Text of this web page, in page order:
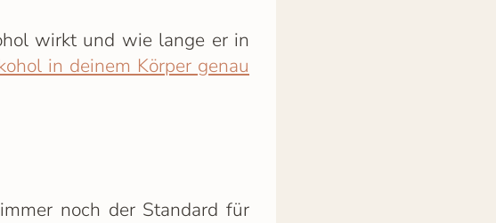
wirkt und wie lange er in
in deinem Körper genau
noch der Standard für